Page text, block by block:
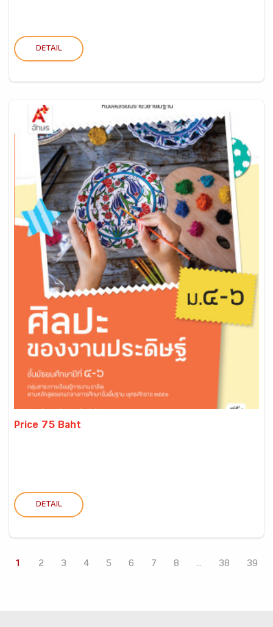
DETAIL
Price 75 Baht
DETAIL
1 2 3 4 5 6 7 8 ... 38 39